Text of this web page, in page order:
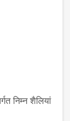
निम्न शैलियां